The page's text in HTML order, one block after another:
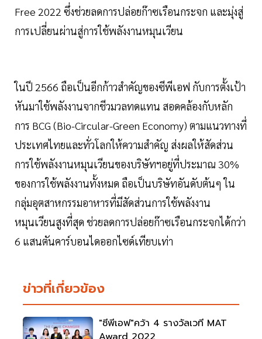
Free 2022 ซึ่งช่วยลดการปล่อยก๊าซเรือนกระจก และมุ่งสู่
การเปลี่ยนผ่านสู่การใช้พลังงานหมุนเวียน
ในปี 2566 ถือเป็นอีกก้าวสำคัญของซีพีเอฟ กับการตั้งเป้า
หันมาใช้พลังงานจากชีวมวลทดแทน สอดคล้องกับหลัก
การ BCG (Bio-Circular-Green Economy) ตามแนวทางที่
ประเทศไทยและทั่วโลกให้ความสำคัญ ส่งผลให้สัดส่วน
การใช้พลังงานหมุนเวียนของบริษัทฯอยู่ที่ประมาณ 30%
ของการใช้พลังงานทั้งหมด ถือเป็นบริษัทอันดับต้นๆ ใน
กลุ่มอุตสาหกรรมอาหารที่มีสัดส่วนการใช้พลังงาน
หมุนเวียนสูงที่สุด ช่วยลดการปล่อยก๊าซเรือนกระจกได้กว่า
6 แสนตันคาร์บอนไดออกไซด์เทียบเท่า
ข่าวที่เกี่ยวข้อง
"ซีพีเอฟ"คว้า 4 รางวัลเวที MAT